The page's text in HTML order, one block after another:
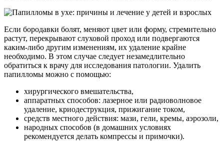
Если бородавки болят, меняют цвет или форму, стремительно
растут, перекрывают слуховой проход или подвергаются
каким-либо другим изменениям, их удаление крайне
необходимо. В этом случае следует незамедлительно
обратиться к врачу для исследования патологии. Удалить
папилломы можно с помощью:
хирургического вмешательства,
аппаратных способов: лазерное или радиоволновое
удаление, криодеструкция, прижигание током,
средств местного действия: мази, гели, кремы, аэрозоли,
народных способов (в домашних условиях
рекомендуется делать компрессы и примочки).